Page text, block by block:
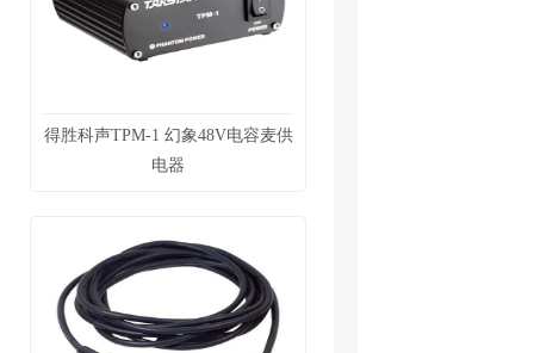
得胜科声TPM-1 幻象48V电容麦供
电器